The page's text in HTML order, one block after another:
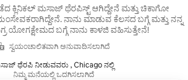
ಕ್ಲಿನಿಕಲ್ ಮಸಾಜ್ ಥೆರಪಿಸ್ಟ್ ಆಗಿದ್ದೇನೆ ಮತ್ತು ಚಿಕಾಗೋ
ನಾನು ಮಾಡುವ ಕೆಲಸದ ಬಗ್ಗೆ ಮತ್ತು ನನ್ನ
ಯೋಗಕ್ಷೇಮದ ಬಗ್ಗೆ ನಾನು ಕಾಳಜಿ ವಹಿಸುತ್ತೇನೆ!
ಸ್ವಯಂಚಾಲಿತವಾಗಿ ಅನುವಾದಿಸಲಾಗಿದೆ
ಥೆರಪಿ ನೀಡುವವರು , Chicago ನಲ್ಲಿ
ನಿಮ್ಮ ಮನೆಯಲ್ಲಿ ಒದಗಿಸಲಾಗಿದೆ